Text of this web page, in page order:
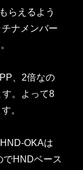
らえるよう
ナメンバー
、2倍なの
。よって8
。
OKAは
でHNDベース